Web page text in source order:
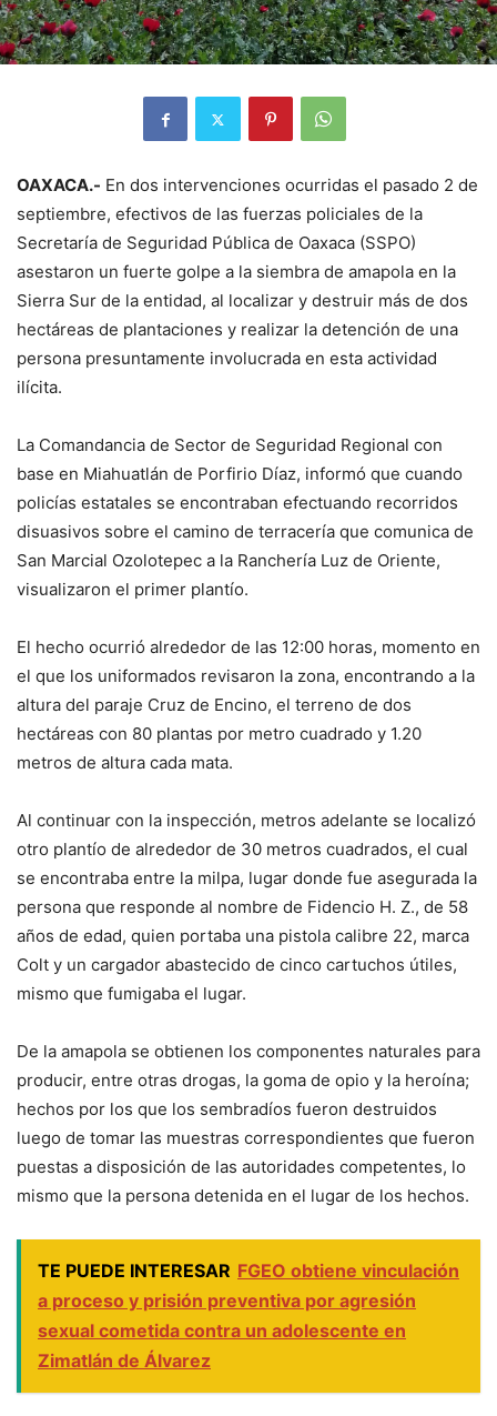
OAXACA.- En dos intervenciones ocurridas el pasado 2 de
septiembre, efectivos de las fuerzas policiales de la
Secretaría de Seguridad Pública de Oaxaca (SSPO)
asestaron un fuerte golpe a la siembra de amapola en la
Sierra Sur de la entidad, al localizar y destruir más de dos
hectáreas de plantaciones y realizar la detención de una
persona presuntamente involucrada en esta actividad
ilícita.
La Comandancia de Sector de Seguridad Regional con
base en Miahuatlán de Porfirio Díaz, informó que cuando
policías estatales se encontraban efectuando recorridos
disuasivos sobre el camino de terracería que comunica de
San Marcial Ozolotepec a la Ranchería Luz de Oriente,
visualizaron el primer plantío.
El hecho ocurrió alrededor de las 12:00 horas, momento en
el que los uniformados revisaron la zona, encontrando a la
altura del paraje Cruz de Encino, el terreno de dos
hectáreas con 80 plantas por metro cuadrado y 1.20
metros de altura cada mata.
Al continuar con la inspección, metros adelante se localizó
otro plantío de alrededor de 30 metros cuadrados, el cual
se encontraba entre la milpa, lugar donde fue asegurada la
persona que responde al nombre de Fidencio H. Z., de 58
años de edad, quien portaba una pistola calibre 22, marca
Colt y un cargador abastecido de cinco cartuchos útiles,
mismo que fumigaba el lugar.
De la amapola se obtienen los componentes naturales para
producir, entre otras drogas, la goma de opio y la heroína;
hechos por los que los sembradíos fueron destruidos
luego de tomar las muestras correspondientes que fueron
puestas a disposición de las autoridades competentes, lo
mismo que la persona detenida en el lugar de los hechos.
TE PUEDE INTERESAR FGEO obtiene vinculación
a proceso y prisión preventiva por agresión
sexual cometida contra un adolescente en
Zimatlán de Álvarez